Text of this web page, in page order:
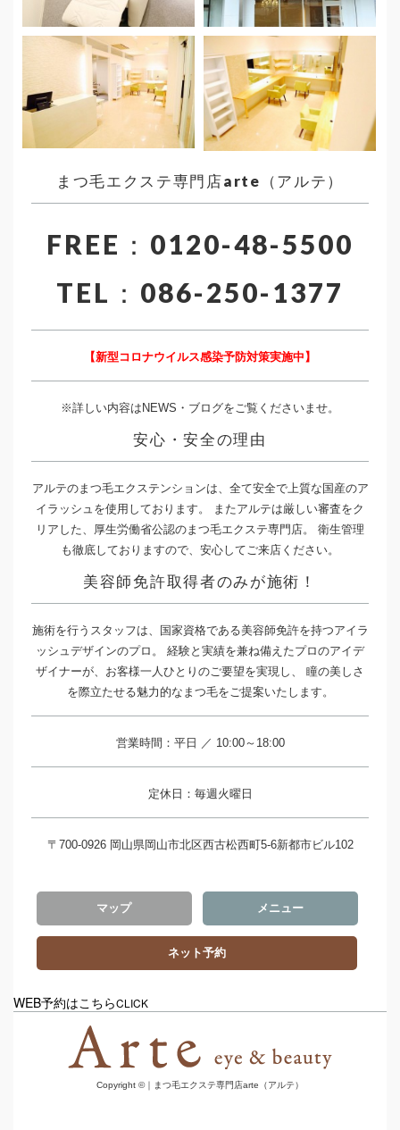
まつ毛エクステ専門店arte（アルテ）
FREE：0120-48-5500
TEL：086-250-1377
【新型コロナウイルス感染予防対策実施中】
※詳しい内容はNEWS・ブログをご覧くださいませ。
安心・安全の理由
アルテのまつ毛エクステンションは、全て安全で上質な国産のア
イラッシュを使用しております。 またアルテは厳しい審査をク
リアした、厚生労働省公認のまつ毛エクステ専門店。 衛生管理
も徹底しておりますので、安心してご来店ください。
美容師免許取得者のみが施術！
施術を行うスタッフは、国家資格である美容師免許を持つアイラ
ッシュデザインのプロ。 経験と実績を兼ね備えたプロのアイデ
ザイナーが、お客様一人ひとりのご要望を実現し、 瞳の美しさ
を際立たせる魅力的なまつ毛をご提案いたします。
営業時間：平日 ／ 10:00～18:00
定休日：毎週火曜日
〒700-0926 岡山県岡山市北区西古松西町5-6新都市ビル102
マップ メニュー
ネット予約
WEB予約はこちらCLICK
Copyright ©｜まつ毛エクステ専門店arte（アルテ）